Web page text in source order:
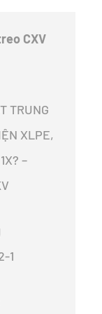
CXV
TRUNG
XLPE,
–
1